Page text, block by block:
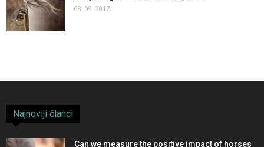
08. 09. 2017.
Najnoviji članci
Can we measure the positive impact of horses